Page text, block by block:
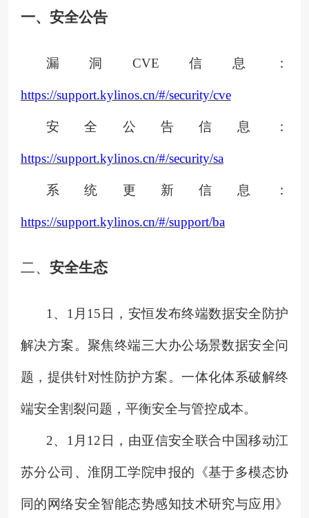
一、 安全公告
漏洞 CVE信息：
https://support.kylinos.cn/#/security/cve
安全公告信息：
https://support.kylinos.cn/#/security/sa
系统更新信息：
https://support.kylinos.cn/#/support/ba
二、 安全生态
1、 1月15日，安恒发布终端数据安全防护
解决方案。聚焦终端三大办公场景数据安全问
题，提供针对性防护方案。一体化体系破解终
端安全割裂问题，平衡安全与管控成本。
2、 1月12日，由亚信安全联合中国移动江
苏分公司、淮阴工学院申报的《基于多模态协
同的网络安全智能态势感知技术研究与应用》